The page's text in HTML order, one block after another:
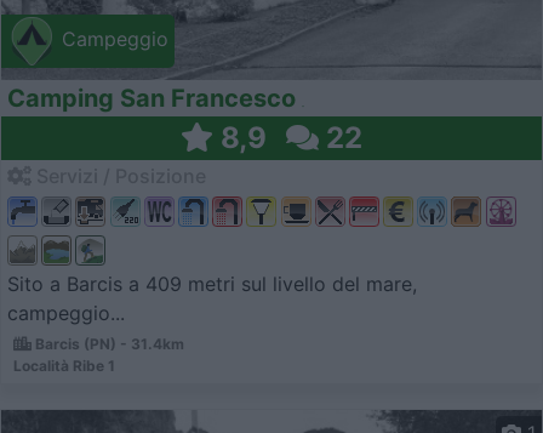
Campeggio
Camping San Francesco
8,9 22
Sito a Barcis a 409 metri sul livello del mare,
campeggio...
Barcis (PN) - 31.4km
Località Ribe 1